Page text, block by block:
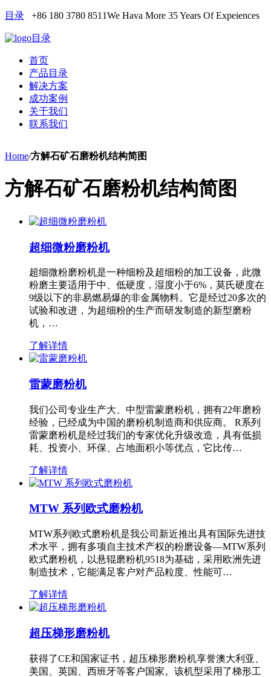
目录 +86 180 3780 8511We Hava More 35 Years Of Expeiences
目录
首页
产品目录
解决方案
成功案例
关于我们
联系我们
Home/方解石矿石磨粉机结构简图
方解石矿石磨粉机结构简图
超细微粉磨粉机
超细微粉磨粉机是一种细粉及超细粉的加工设备，此微
粉磨主要适用于中、低硬度，湿度小于6%，莫氏硬度在
9级以下的非易燃易爆的非金属物料。它是经过20多次的
试验和改进，为超细粉的生产而研发制造的新型磨粉
机，…
了解详情
雷蒙磨粉机
我们公司专业生产大、中型雷蒙磨粉机，拥有22年磨粉
经验，已经成为中国的磨粉机制造商和供应商。 R系列
雷蒙磨粉机是经过我们的专家优化升级改造，具有低损
耗、投资小、环保、占地面积小等优点，它比传…
了解详情
MTW 系列欧式磨粉机
MTW系列欧式磨粉机是我公司新近推出具有国际先进技
术水平，拥有多项自主技术产权的粉磨设备—MTW系列
欧式磨粉机，以悬辊磨粉机9518为基础，采用欧洲先进
制造技术，它能满足客户对产品粒度、性能可…
了解详情
超压梯形磨粉机
获得了CE和国家证书，超压梯形磨粉机享誉澳大利亚、
美国、英国、西班牙等客户国家。该机型采用了梯形工